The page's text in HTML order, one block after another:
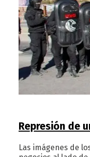
Represión de
Las imágenes de